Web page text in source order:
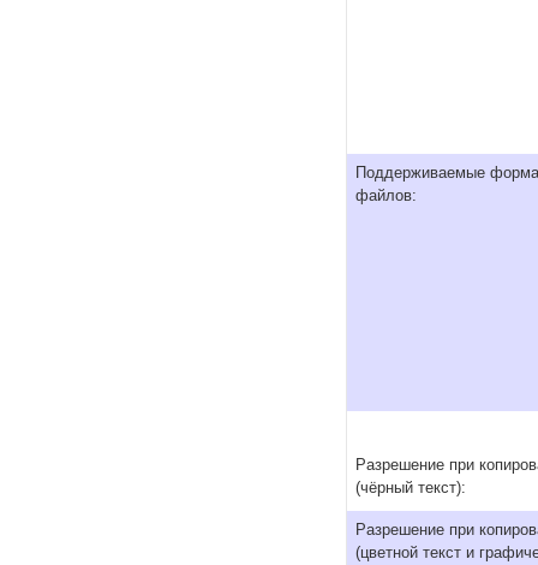
Поддерживаемые
файлов:
Разрешение при
(чёрный текст):
Разрешение при
(цветной текст и